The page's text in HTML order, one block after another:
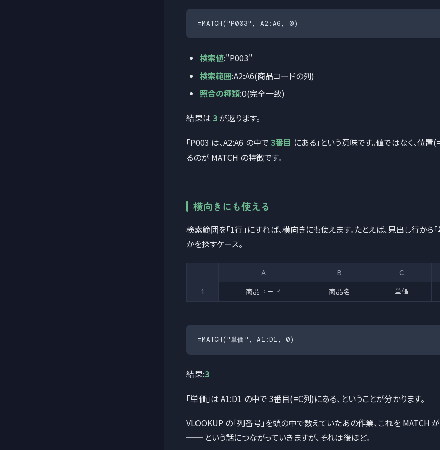
=MATCH("P003", A2:A6, 0)
検索値:"P003"
検索範囲:A2:A6(商品コードの列)
照合の種類:0(完全一致)
結果は 3が返ります。
「P003 は、A2:A6 の中で 3番目 にある」という意味です。値ではなく、位
るのが MATCH の特徴です。
横向きにも使える
検索範囲を「1行」にすれば、横向きにも使えます。たとえば、見出し行から
かを探すケース。
A B C
1
商品コード 商品名 単価
=MATCH("単価", A1:D1, 0)
結果:3
「単価」は A1:D1 の中で 3番目(=C列)にある、ということが分かります。
VLOOKUP の「列番号」を頭の中で数えていたあの作業、これを MATCH
── という話につながっていきますが、それは後ほど。